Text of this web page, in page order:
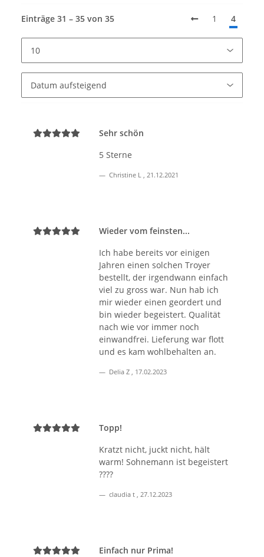
Einträge 31 – 35 von 35 1 4
Sehr schön
5 Sterne
Christine L , 21.12.2021
Wieder vom feinsten...
Ich habe bereits vor einigen
Jahren einen solchen Troyer
bestellt, der irgendwann einfach
viel zu gross war. Nun hab ich
mir wieder einen geordert und
bin wieder begeistert. Qualität
nach wie vor immer noch
einwandfrei. Lieferung war flott
und es kam wohlbehalten an.
Delia Z , 17.02.2023
Topp!
Kratzt nicht, juckt nicht, hält
warm! Sohnemann ist begeistert
????
claudia t , 27.12.2023
Einfach nur Prima!